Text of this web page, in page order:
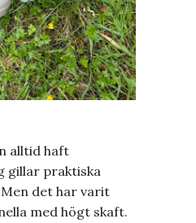
alltid haft
gillar praktiska
det har varit
med högt skaft.